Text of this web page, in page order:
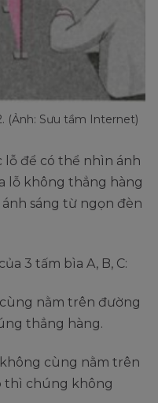
(Ảnh: Sưu tầm Internet)
lỗ để có thể nhìn ánh
lỗ không thẳng hàng
sáng từ ngọn đèn
3 tấm bìa A, B, C:
cùng nằm trên đường
thẳng hàng.
không cùng nằm trên
thì chúng không